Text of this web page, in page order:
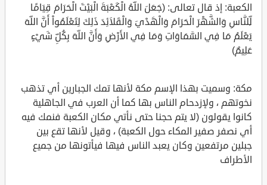
الكعبة: إذ قال تعالى: (جَعَلَ اللّهُ الْكَعْبَةَ الْبَيْتَ الْحَرَامَ قِيَامًا
لِّلنَّاسِ وَالشَّهْرَ الْحَرَامَ وَالْهَدْيَ وَالْقَلاَئِدَ ذَلِكَ لِتَعْلَمُواْ أَنَّ اللّهَ
يَعْلَمُ مَا فِي السَّمَاوَاتِ وَمَا فِي الأَرْضِ وَأَنَّ اللّهَ بِكُلِّ شَيْءٍ
عَلِيمٌ)
مكة: وسميت بهذا الإسم مكة لأنها تمك الجبارين أي تذهب
نخوتهم ، ولإزدحام الناس بها كما أن العرب في الجاهلية
كانوا يقولون (لا يتم حجنا حتى نأتي مكان الكعبة فنمك فيه
أي نصفر صفير المكاء حول الكعبة) ، وقيل لأنها تقع بين
جبلين مرتفعين وكان يعبد الناس فيها فيأتونها من جميع
الأطراف